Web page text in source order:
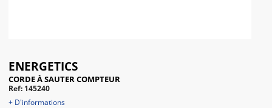
ENERGETICS
CORDE À SAUTER COMPTEUR
Ref: 145240
+ D'informations